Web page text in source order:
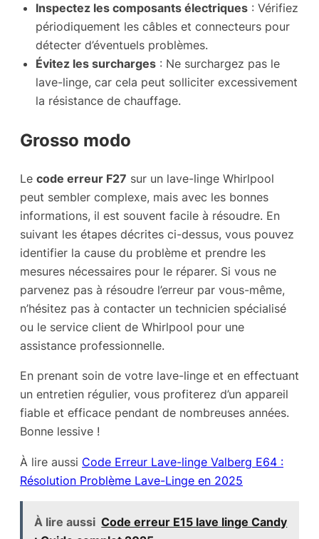
Inspectez les composants électriques : Vérifiez
périodiquement les câbles et connecteurs pour
détecter d’éventuels problèmes.
Évitez les surcharges : Ne surchargez pas le
lave-linge, car cela peut solliciter excessivement
la résistance de chauffage.
Grosso modo
Le code erreur F27 sur un lave-linge Whirlpool
peut sembler complexe, mais avec les bonnes
informations, il est souvent facile à résoudre. En
suivant les étapes décrites ci-dessus, vous pouvez
identifier la cause du problème et prendre les
mesures nécessaires pour le réparer. Si vous ne
parvenez pas à résoudre l’erreur par vous-même,
n’hésitez pas à contacter un technicien spécialisé
ou le service client de Whirlpool pour une
assistance professionnelle.
En prenant soin de votre lave-linge et en effectuant
un entretien régulier, vous profiterez d’un appareil
fiable et efficace pendant de nombreuses années.
Bonne lessive !
À lire aussi Code Erreur Lave-linge Valberg E64 :
Résolution Problème Lave-Linge en 2025
À lire aussi Code erreur E15 lave linge Candy